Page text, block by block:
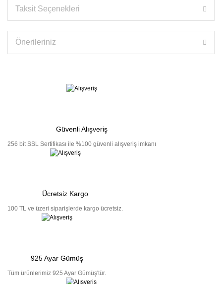
Taksit Seçenekleri
Önerileriniz
Güvenli Alışveriş
256 bit SSL Sertifikası ile %100 güvenli alışveriş imkanı
Ücretsiz Kargo
100 TL ve üzeri siparişlerde kargo ücretsiz.
925 Ayar Gümüş
Tüm ürünlerimiz 925 Ayar Gümüş'tür.